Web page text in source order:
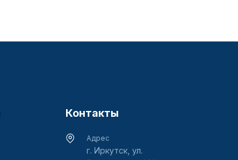
Контакты
Адрес
г. Иркутск, ул.